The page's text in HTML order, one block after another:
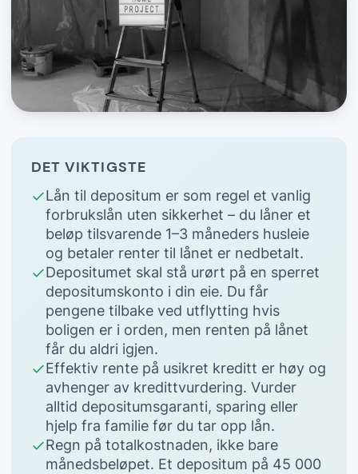
DET VIKTIGSTE
Lån til depositum er som regel et vanlig
forbrukslån uten sikkerhet – du låner et
beløp tilsvarende 1–3 måneders husleie
og betaler renter til lånet er nedbetalt.
Depositumet skal stå urørt på en sperret
depositumskonto i din eie. Du får
pengene tilbake ved utflytting hvis
boligen er i orden, men renten på lånet
får du aldri igjen.
Effektiv rente på usikret kreditt er høy og
avhenger av kredittvurdering. Vurder
alltid depositumsgaranti, sparing eller
hjelp fra familie før du tar opp lån.
Regn på totalkostnaden, ikke bare
månedsbeløpet. Et depositum på 45 000